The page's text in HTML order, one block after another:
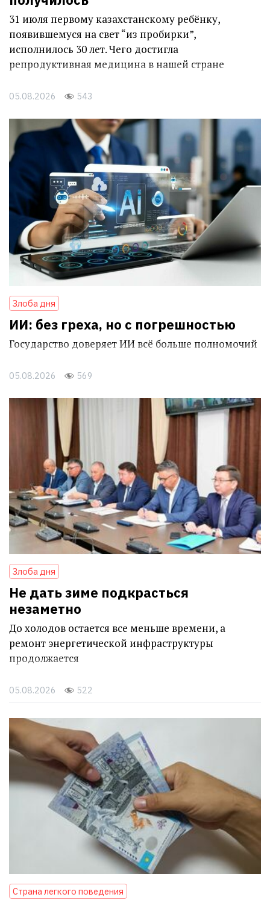
31 июля первому казахстанскому ребёнку,
появившемуся на свет “из пробирки”,
исполнилось 30 лет. Чего достигла
репродуктивная медицина в нашей стране
05.08.2026 543
Злоба дня
ИИ: без греха, но с погрешностью
Государство доверяет ИИ всё больше полномочий
05.08.2026 569
Злоба дня
Не дать зиме подкрасться
незаметно
До холодов остается все меньше времени, а
ремонт энергетической инфраструктуры
продолжается
05.08.2026 522
Страна легкого поведения